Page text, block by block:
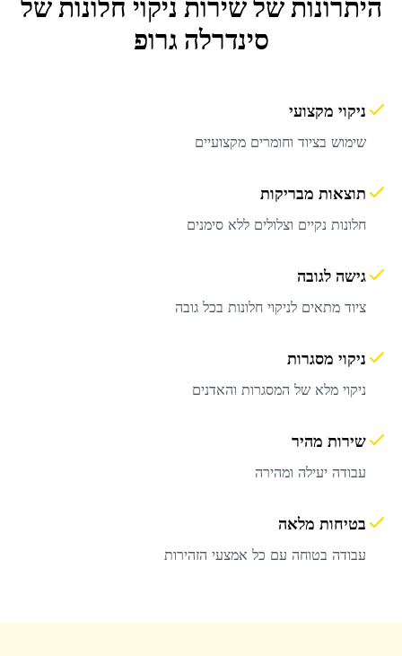
היתרונות של שירות ניקוי חלונות של
סינדרלה גרופ
ניקוי מקצועי
שימוש בציוד וחומרים מקצועיים
תוצאות מבריקות
חלונות נקיים וצלולים ללא סימנים
גישה לגובה
ציוד מתאים לניקוי חלונות בכל גובה
ניקוי מסגרות
ניקוי מלא של המסגרות והאדנים
שירות מהיר
עבודה יעילה ומהירה
בטיחות מלאה
עבודה בטוחה עם כל אמצעי הזהירות